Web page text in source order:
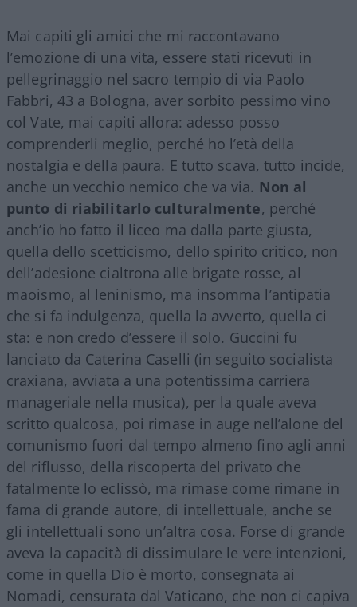
Mai capiti gli amici che mi raccontavano
l’emozione di una vita, essere stati ricevuti in
pellegrinaggio nel sacro tempio di via Paolo
Fabbri, 43 a Bologna, aver sorbito pessimo vino
col Vate, mai capiti allora: adesso posso
comprenderli meglio, perché ho l’età della
nostalgia e della paura. E tutto scava, tutto incide,
anche un vecchio nemico che va via. Non al
punto di riabilitarlo culturalmente, perché
anch’io ho fatto il liceo ma dalla parte giusta,
quella dello scetticismo, dello spirito critico, non
dell’adesione cialtrona alle brigate rosse, al
maoismo, al leninismo, ma insomma l’antipatia
che si fa indulgenza, quella la avverto, quella ci
sta: e non credo d’essere il solo. Guccini fu
lanciato da Caterina Caselli (in seguito socialista
craxiana, avviata a una potentissima carriera
manageriale nella musica), per la quale aveva
scritto qualcosa, poi rimase in auge nell’alone del
comunismo fuori dal tempo almeno fino agli anni
del riflusso, della riscoperta del privato che
fatalmente lo eclissò, ma rimase come rimane in
fama di grande autore, di intellettuale, anche se
gli intellettuali sono un’altra cosa. Forse di grande
aveva la capacità di dissimulare le vere intenzioni,
come in quella Dio è morto, consegnata ai
Nomadi, censurata dal Vaticano, che non ci capiva